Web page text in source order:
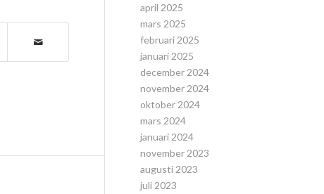
april 2025
mars 2025
februari 2025
januari 2025
december 2024
november 2024
oktober 2024
mars 2024
januari 2024
november 2023
augusti 2023
juli 2023